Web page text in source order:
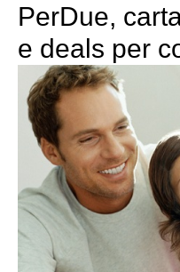
PerDue,
e deals per